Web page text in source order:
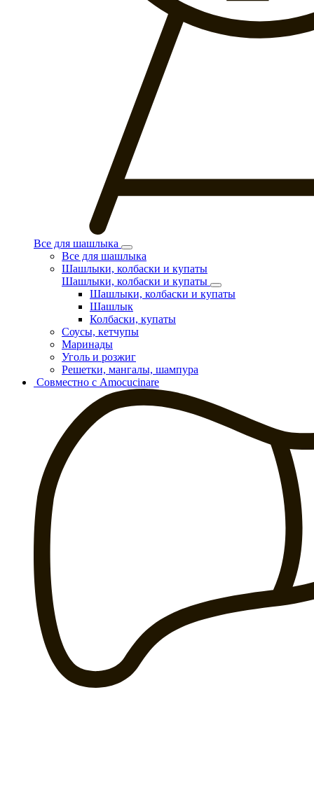
Все для шашлыка
Все для шашлыка
Шашлыки, колбаски и купаты
Шашлыки, колбаски и купаты
Шашлыки, колбаски и купаты
Шашлык
Колбаски, купаты
Соусы, кетчупы
Маринады
Уголь и розжиг
Решетки, мангалы, шампура
Совместно с Amocucinare